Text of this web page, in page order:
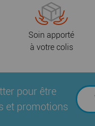
Soin apporté
à votre colis
pour être
et promotions